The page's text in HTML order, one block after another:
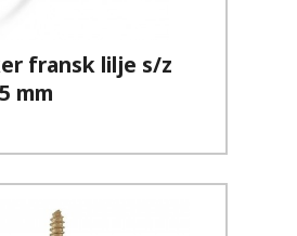
fransk lilje s/z
mm